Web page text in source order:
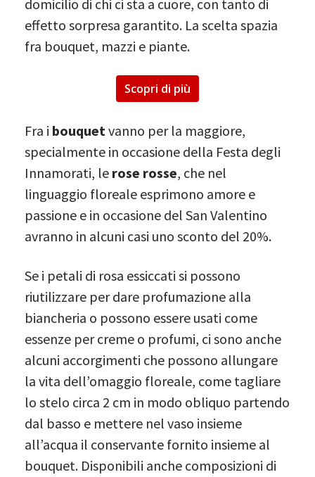
domicilio di chi ci sta a cuore, con tanto di
effetto sorpresa garantito. La scelta spazia
fra bouquet, mazzi e piante.
Scopri di più
Fra i bouquetvanno per la maggiore,
specialmente in occasione della Festa degli
Innamorati, le rose rosse, che nel
linguaggio floreale esprimono amore e
passione e in occasione del San Valentino
avranno in alcuni casi uno sconto del 20%.
Se i petali di rosa essiccati si possono
riutilizzare per dare profumazione alla
biancheria o possono essere usati come
essenze per creme o profumi, ci sono anche
alcuni accorgimenti che possono allungare
la vita dell’omaggio floreale, come tagliare
lo stelo circa 2 cm in modo obliquo partendo
dal basso e mettere nel vaso insieme
all’acqua il conservante fornito insieme al
bouquet. Disponibili anche composizioni di